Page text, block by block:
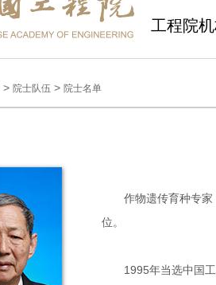
工程院
> 院士队伍 > 院士名单
作物遗传育种专家，
位。
1995年当选中国工